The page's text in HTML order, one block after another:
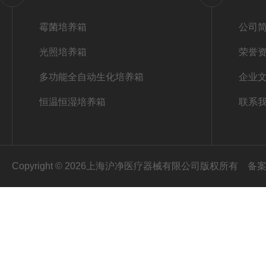
霉菌培养箱
光照培养箱
多功能全自动生化培养箱
恒温恒湿培养箱
公司
荣誉
企业
联系
Copyright © 2026上海沪净医疗器械有限公司版权所有 备